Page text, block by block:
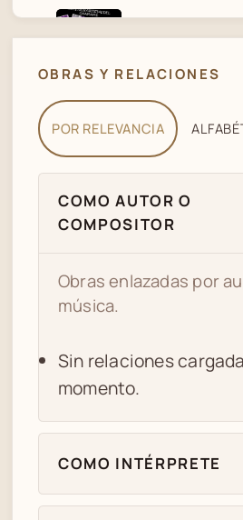
03 MYM LOS
OBRAS Y RELACIONES
POR RELEVANCIA
COMO AUTOR O
COMPOSITOR
Obras enlazadas por
música.
Sin relaciones
momento.
COMO INTÉRPRETE